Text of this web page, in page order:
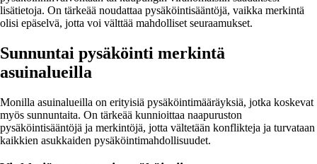
lisätietoja. On tärkeää noudattaa pysäköintisääntöjä, vaikka merkintä
olisi epäselvä, jotta voi välttää mahdolliset seuraamukset.
Sunnuntai pysäköinti merkintä
asuinalueilla
Monilla asuinalueilla on erityisiä pysäköintimääräyksiä, jotka koskevat
myös sunnuntaita. On tärkeää kunnioittaa naapuruston
pysäköintisääntöjä ja merkintöjä, jotta vältetään konflikteja ja turvataan
kaikkien asukkaiden pysäköintimahdollisuudet.